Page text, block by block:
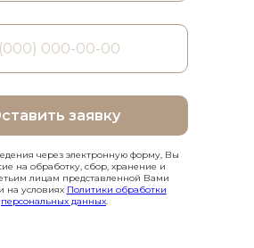
заявку
через электронную форму, Вы
на обработку, сбор, хранение и
лицам представленной Вами
на условиях Политики обработки
персональных данных.